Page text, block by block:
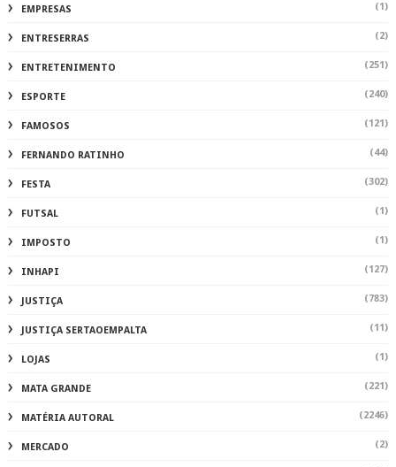
EMPRESAS (1)
ENTRESERRAS (2)
ENTRETENIMENTO (251)
ESPORTE (240)
FAMOSOS (121)
FERNANDO RATINHO (44)
FESTA (302)
FUTSAL (1)
IMPOSTO (1)
INHAPI (127)
JUSTIÇA (783)
JUSTIÇA SERTAOEMPALTA (11)
LOJAS (1)
MATA GRANDE (221)
MATÉRIA AUTORAL (2246)
MERCADO (2)